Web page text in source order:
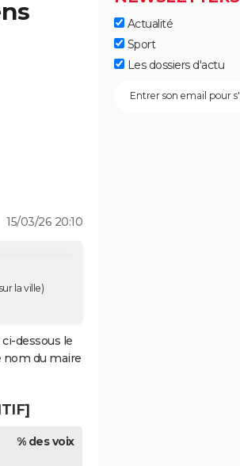
15/03/26 20:10
la ville)
dessous le
nom du maire
% des voix
Actualité
Sport
Les dossiers d'actu